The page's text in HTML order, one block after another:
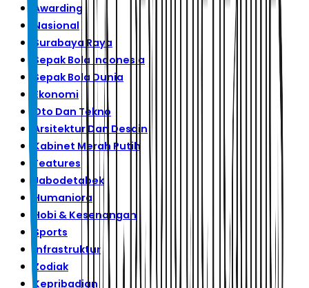
Awarding
Nasional
Surabaya Raya
Sepak Bola Indonesia
Sepak Bola Dunia
Ekonomi
Oto Dan Tekno
Arsitektur Dan Desain
Kabinet Merah Putih
Features
Jabodetabek
Humaniora
Hobi & Kesenangan
Sports
Infrastruktur
Zodiak
Kepribadian